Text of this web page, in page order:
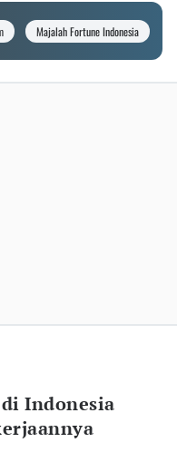
Majalah Fortune Indonesia
Indonesia